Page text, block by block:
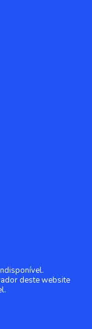
deste website